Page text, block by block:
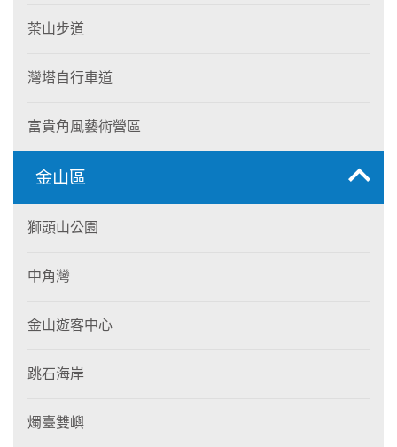
茶山步道
灣塔自行車道
富貴角風藝術營區
金山區
獅頭山公園
中角灣
金山遊客中心
跳石海岸
燭臺雙嶼